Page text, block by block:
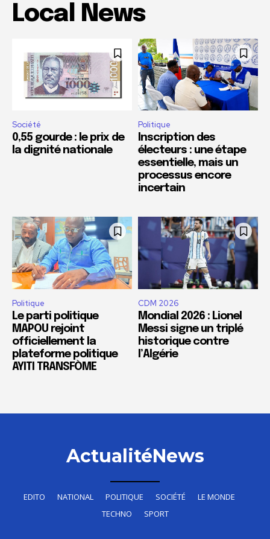
Local News
Société
0,55 gourde : le prix de
la dignité nationale
Politique
Inscription des
électeurs : une étape
essentielle, mais un
processus encore
incertain
Politique
Le parti politique
MAPOU rejoint
officiellement la
plateforme politique
AYITI TRANSFÒME
CDM 2026
Mondial 2026 : Lionel
Messi signe un triplé
historique contre
l’Algérie
ActualitéNews
EDITO NATIONAL POLITIQUE SOCIÉTÉ
LE MONDE
TECHNO
SPORT